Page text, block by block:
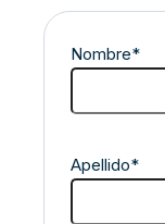
Nombre*
Apellido*